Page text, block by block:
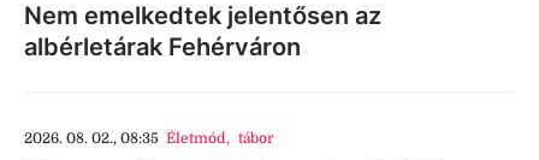
Nem emelkedtek jelentősen az
albérletárak Fehérváron
2026. 08. 02., 08:35 Életmód, tábor